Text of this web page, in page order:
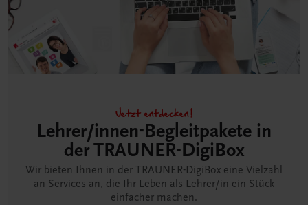
Jetzt entdecken!
Lehrer/innen-Begleitpakete in
der TRAUNER-DigiBox
Wir bieten Ihnen in der TRAUNER-DigiBox eine Vielzahl
an Services an, die Ihr Leben als Lehrer/in ein Stück
einfacher machen.